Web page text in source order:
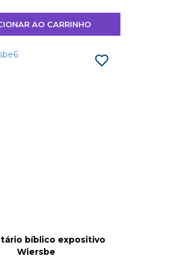
AO CARRINHO
bíblico expositivo
Wiersbe